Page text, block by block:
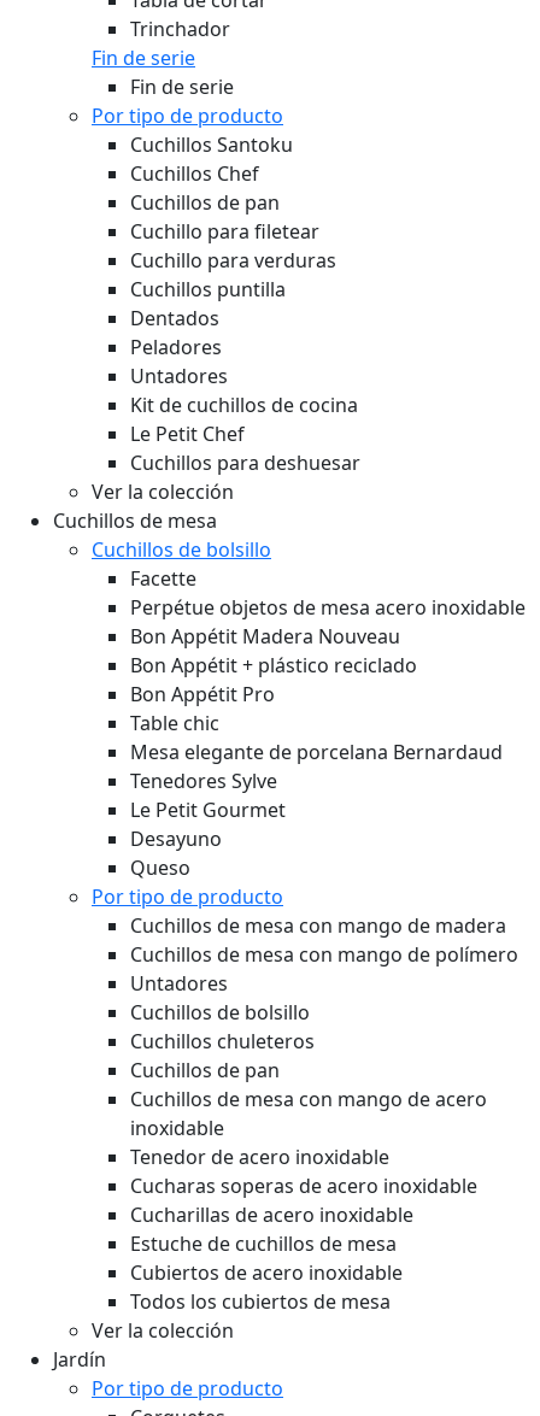
Trinchador
Fin de serie
Fin de serie
Por tipo de producto
Cuchillos Santoku
Cuchillos Chef
Cuchillos de pan
Cuchillo para filetear
Cuchillo para verduras
Cuchillos puntilla
Dentados
Peladores
Untadores
Kit de cuchillos de cocina
Le Petit Chef
Cuchillos para deshuesar
Ver la colección
Cuchillos de mesa
Cuchillos de bolsillo
Facette
Perpétue objetos de mesa acero inoxidable
Bon Appétit Madera Nouveau
Bon Appétit + plástico reciclado
Bon Appétit Pro
Table chic
Mesa elegante de porcelana Bernardaud
Tenedores Sylve
Le Petit Gourmet
Desayuno
Queso
Por tipo de producto
Cuchillos de mesa con mango de madera
Cuchillos de mesa con mango de polímero
Untadores
Cuchillos de bolsillo
Cuchillos chuleteros
Cuchillos de pan
Cuchillos de mesa con mango de acero
inoxidable
Tenedor de acero inoxidable
Cucharas soperas de acero inoxidable
Cucharillas de acero inoxidable
Estuche de cuchillos de mesa
Cubiertos de acero inoxidable
Todos los cubiertos de mesa
Ver la colección
Jardín
Por tipo de producto